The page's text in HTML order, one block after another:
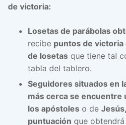
de victoria:
Losetas de parábolas
recibe puntos de
de losetas que tiene tal
tabla del tablero.
Seguidores situados en
más cerca se encuentre
los apóstoles o de Jesús,
puntuación que